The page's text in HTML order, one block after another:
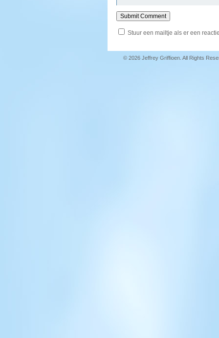
Stuur een mailtje als er een
© 2026 Jeffrey Griffioen. All Rights